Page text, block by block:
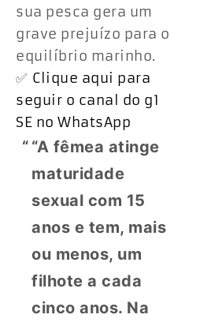
sua pesca gera um
grave prejuízo para o
equilíbrio marinho.
✅ Clique aqui para
seguir o canal do g1
SE no WhatsApp
“A fêmea atinge
maturidade
sexual com 15
anos e tem, mais
ou menos, um
filhote a cada
cinco anos. Na